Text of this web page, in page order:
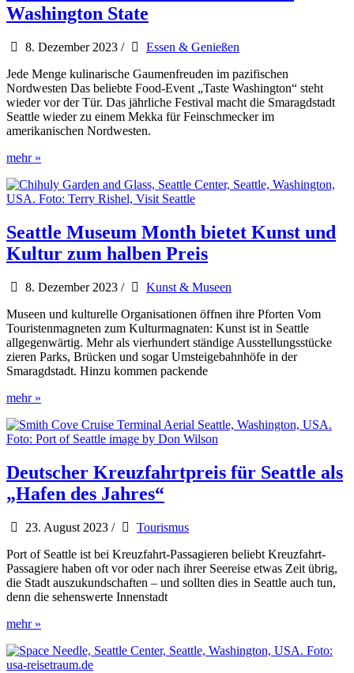
Seafair
erleben
Washington State
8. Dezember 2023 /
Essen & Genießen
Jede Menge kulinarische Gaumenfreuden im pazifischen
Nordwesten Das beliebte Food-Event „Taste Washington“ steht
wieder vor der Tür. Das jährliche Festival macht die Smaragdstadt
Seattle wieder zu einem Mekka für Feinschmecker im
amerikanischen Nordwesten.
Genuss
Feinsten
in
und
Washington
State
mehr »
Seattle Museum Month bietet Kunst und
Kultur zum halben Preis
8. Dezember 2023 /
Kunst & Museen
Museen und kulturelle Organisationen öffnen ihre Pforten Vom
Touristenmagneten zum Kulturmagnaten: Kunst ist in Seattle
allgegenwärtig. Mehr als vierhundert ständige Ausstellungsstücke
zieren Parks, Brücken und sogar Umsteigebahnhöfe in der
Smaragdstadt. Hinzu kommen packende
Seattle
Month
bietet
und
Kultur
zum
Preis
mehr »
Deutscher Kreuzfahrtpreis für Seattle als
„Hafen des Jahres“
23. August 2023 /
Tourismus
Port of Seattle ist bei Kreuzfahrt-Passagieren beliebt Kreuzfahrt-
Passagiere haben oft vor oder nach ihrer Seereise etwas Zeit übrig,
die Stadt auszukundschaften – und sollten dies in Seattle auch tun,
denn die sehenswerte Innenstadt
Deutscher
für
Seattle
mehr »